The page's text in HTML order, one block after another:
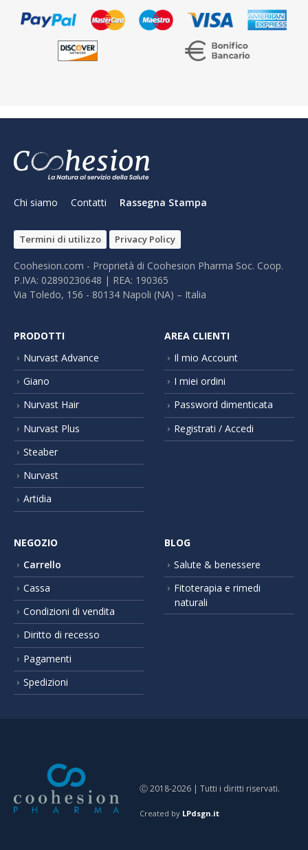
Chi siamo Contatti Rassegna Stampa
Termini di utilizzo Privacy Policy
Coohesion.com - Proprietà di Coohesion Pharma Soc. Coop.
P.IVA: 02890230648 | REA: 190365
Via Toledo, 156 - 80134 Napoli (NA) – It​alia
PRODOTTI
Nurvast Advance
Giano
Nurvast Hair
Nurvast Plus
Steaber
Nurvast
Artidia
AREA CLIENTI
Il mio Account
I miei ordini
Password dimenticata
Registrati / Accedi
NEGOZIO
Carrello
Cassa
Condizioni di vendita
Diritto di recesso
Pagamenti
Spedizioni
BLOG
Salute & benessere
Fitoterapia e rimedi
naturali
Ⓒ 2018-2026 | Tutti i diritti riservati.
Created by LPdsgn.it